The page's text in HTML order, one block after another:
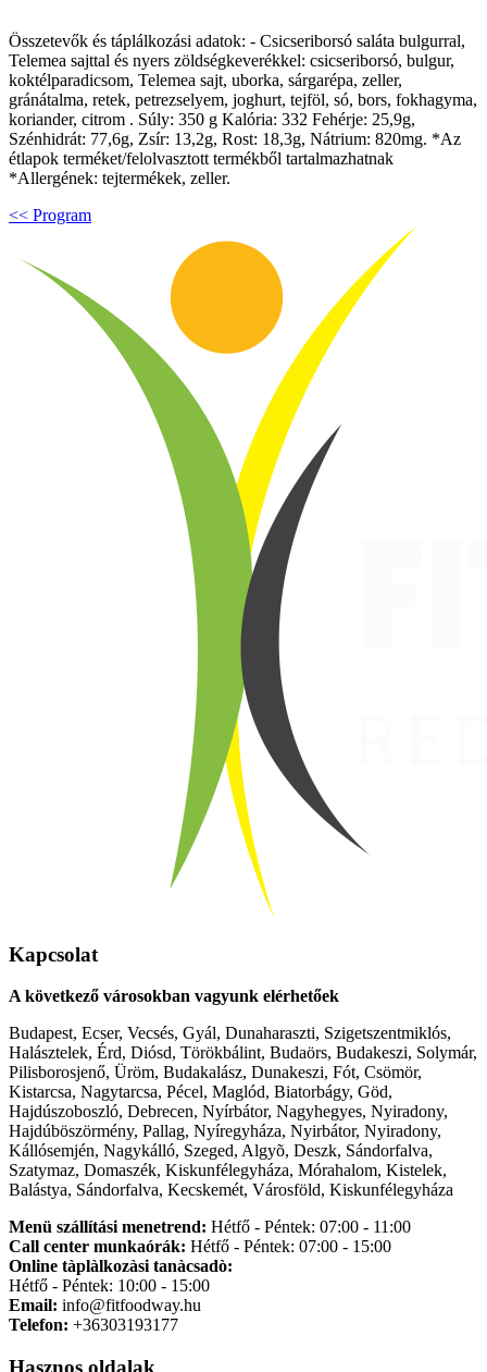
Összetevők és táplálkozási adatok: - Csicseriborsó saláta bulgurral,
Telemea sajttal és nyers zöldségkeverékkel: csicseriborsó, bulgur,
koktélparadicsom, Telemea sajt, uborka, sárgarépa, zeller,
gránátalma, retek, petrezselyem, joghurt, tejföl, só, bors, fokhagyma,
koriander, citrom . Súly: 350 g Kalória: 332 Fehérje: 25,9g,
Szénhidrát: 77,6g, Zsír: 13,2g, Rost: 18,3g, Nátrium: 820mg. *Az
étlapok terméket/felolvasztott termékből tartalmazhatnak
*Allergének: tejtermékek, zeller.
<< Program
Kapcsolat
A következő városokban vagyunk elérhetőek
Budapest, Ecser, Vecsés, Gyál, Dunaharaszti, Szigetszentmiklós,
Halásztelek, Érd, Diósd, Törökbálint, Budaörs, Budakeszi, Solymár,
Pilisborosjenő, Üröm, Budakalász, Dunakeszi, Fót, Csömör,
Kistarcsa, Nagytarcsa, Pécel, Maglód, Biatorbágy, Göd,
Hajdúszoboszló, Debrecen, Nyírbátor, Nagyhegyes, Nyiradony,
Hajdúböszörmény, Pallag, Nyíregyháza, Nyirbátor, Nyiradony,
Kállósemjén, Nagykálló, Szeged, Algyõ, Deszk, Sándorfalva,
Szatymaz, Domaszék, Kiskunfélegyháza, Mórahalom, Kistelek,
Balástya, Sándorfalva, Kecskemét, Városföld, Kiskunfélegyháza
Menü szállítási menetrend: Hétfő - Péntek: 07:00 - 11:00
Call center munkaórák: Hétfő - Péntek: 07:00 - 15:00
Online tàplàlkozàsi tanàcsadò:
Hétfő - Péntek: 10:00 - 15:00
Email: info@fitfoodway.hu
Telefon: +36303193177
Hasznos oldalak